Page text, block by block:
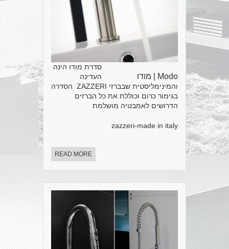
Modo | מודו
סדרת מודו הינה
העדינה
והמינימליסטית שבברזי ZAZZERI הסדרה
בגימור כרום וכוללת את כל הברזים
הדרושים לאמבטיה מושלמת
zazzeri-made in italy
READ MORE